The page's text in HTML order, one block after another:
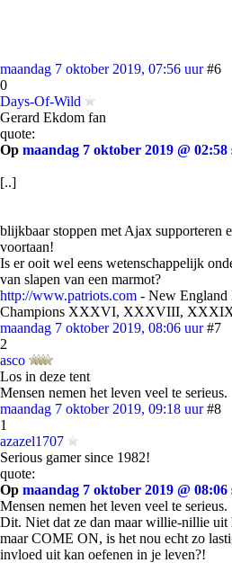
maandag 7 oktober 2019, 07:56 uur #6
0
Days-Of-Wild
Gerard Ekdom fan
quote:
Op maandag 7 oktober 2019 @ 02:58
[..]
blijkbaar stoppen met Ajax supporteren
voortaan!
Is er ooit wel eens wetenschappelijk
van slapen van een marmot?
http://www.patriots.com - New England
Champions XXXVI, XXXVIII,
maandag 7 oktober 2019, 08:06 uur #7
2
asco
Los in deze tent
Mensen nemen het leven veel te serieus.
maandag 7 oktober 2019, 09:18 uur #8
1
azazel1707
Serious gamer since 1982!
quote:
Op maandag 7 oktober 2019 @ 08:06
Mensen nemen het leven veel te serieus.
Dit. Niet dat ze dan maar willie-nillie uit
maar COME ON, is het nou echt zo
invloed uit kan oefenen in je leven?!